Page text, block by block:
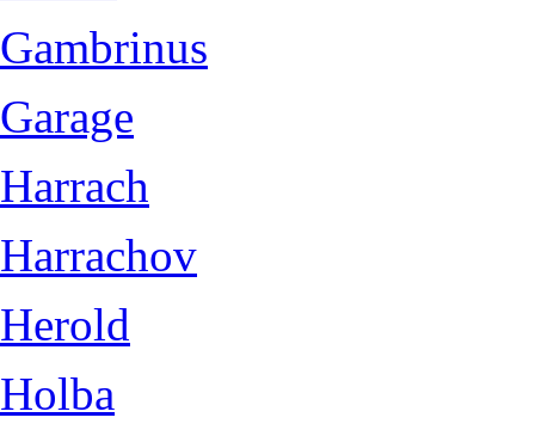
Gambrinus
Garage
Harrach
Harrachov
Herold
Holba